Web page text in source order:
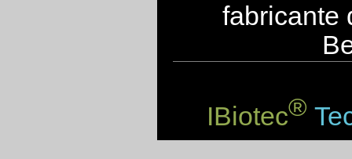
fabricante
IBiotec®